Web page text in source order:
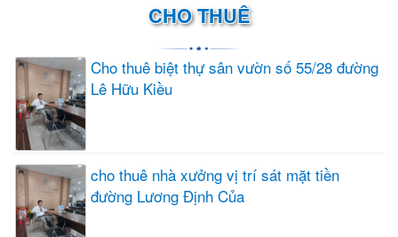
CHO THUÊ
Cho thuê biệt thự sân vườn số 55/28 đường
Lê Hữu Kiều
cho thuê nhà xưởng vị trí sát mặt tiền
đường Lương Định Của